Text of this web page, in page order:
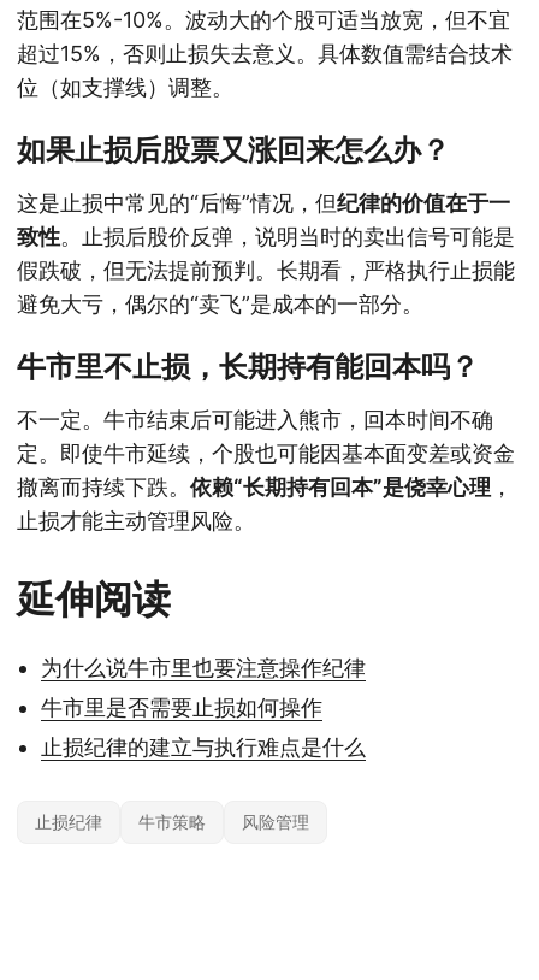
范围在5%-10%。波动大的个股可适当放宽，但不宜
超过15%，否则止损失去意义。具体数值需结合技术
位（如支撑线）调整。
如果止损后股票又涨回来怎么办？
这是止损中常见的“后悔”情况，但纪律的价值在于一
致性。止损后股价反弹，说明当时的卖出信号可能是
假跌破，但无法提前预判。长期看，严格执行止损能
避免大亏，偶尔的“卖飞”是成本的一部分。
牛市里不止损，长期持有能回本吗？
不一定。牛市结束后可能进入熊市，回本时间不确
定。即使牛市延续，个股也可能因基本面变差或资金
撤离而持续下跌。 依赖“长期持有回本”是侥幸心理 ，
止损才能主动管理风险。
延伸阅读
为什么说牛市里也要注意操作纪律
牛市里是否需要止损如何操作
止损纪律的建立与执行难点是什么
止损纪律 牛市策略 风险管理